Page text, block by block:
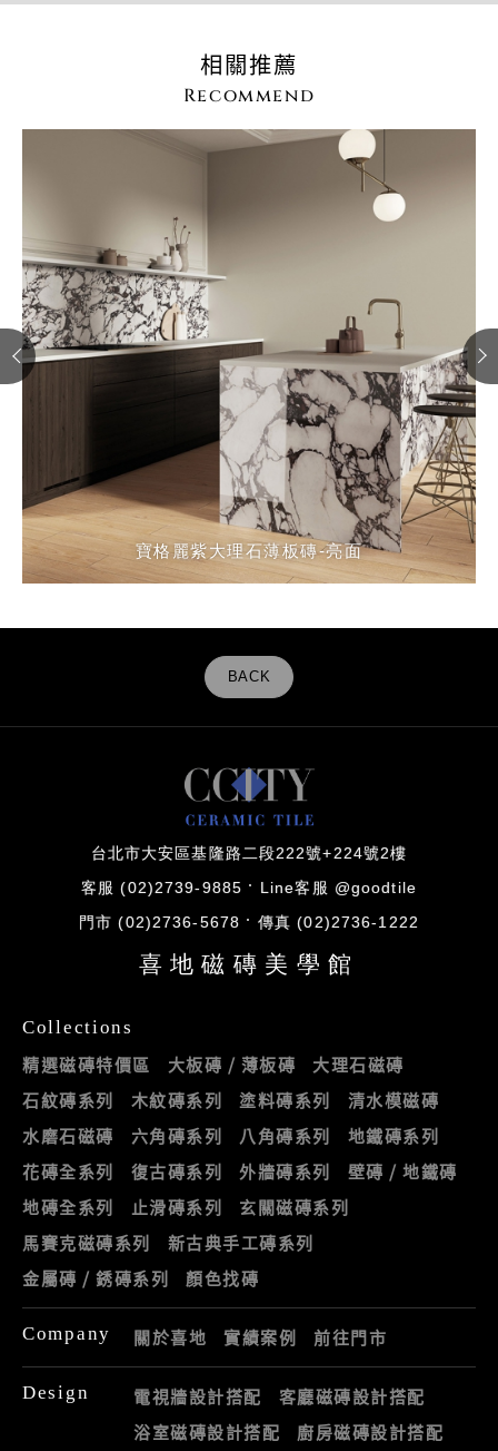
相關推薦
Recommend
芬迪棕奢石薄板磚-霧面
寶格麗紫大理石薄板磚-亮面
阿拉斯加白奢石薄板磚-半拋面
寶格麗紫大理石薄板磚-亮面
寶格麗紫大理石薄板磚-亮面
寶格麗紫大理石薄板磚-亮面
阿拉斯加白奢石薄板磚-半拋面
黑曜石薄板磚-半拋面
黑曜石薄板磚-半拋面
芬迪棕奢石薄板磚-霧面
BACK
台北市大安區基隆路二段222號+224號2樓
客服 (02)2739-9885 Line客服 @goodtile
門市 (02)2736-5678 傳真 (02)2736-1222
喜地磁磚美學館
Collections
精選磁磚特價區 大板磚 / 薄板磚
大理石磁磚
石紋磚系列
木紋磚系列 塗料磚系列
清水模磁磚
水磨石磁磚
六角磚系列 八角磚系列
地鐵磚系列
花磚全系列
復古磚系列 外牆磚系列
壁磚 / 地鐵磚
地磚全系列
止滑磚系列
玄關磁磚系列
馬賽克磁磚系列
新古典手工磚系列
金屬磚 / 銹磚系列
顏色找磚
Company 關於喜地 實績案例 前往門市
Design 電視牆設計搭配
客廳磁磚設計搭配
浴室磁磚設計搭配
廚房磁磚設計搭配